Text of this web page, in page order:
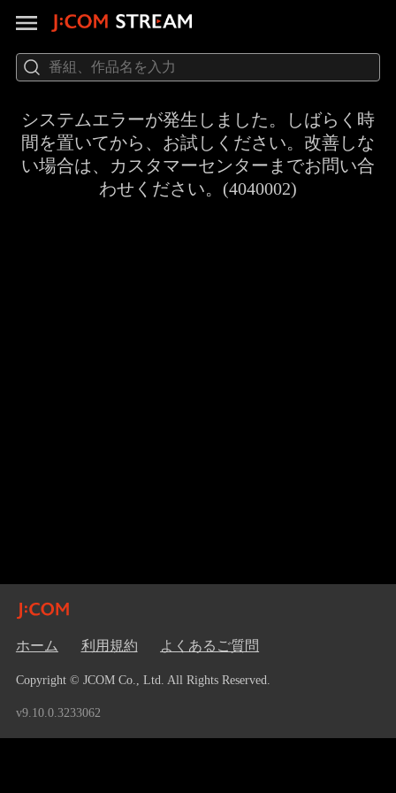
システムエラーが発生しました。しばらく時
間を置いてから、お試しください。改善しな
い場合は、カスタマーセンターまでお問い合
わせください。(4040002)
ホーム 利用規約 よくあるご質問
Copyright © JCOM Co., Ltd. All Rights Reserved.
v9.10.0.3233062